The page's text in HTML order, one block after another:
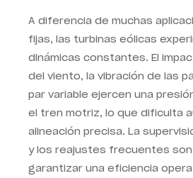
A diferencia de muchas
fijas, las turbinas eólicas
dinámicas constantes. El
del viento, la vibración de las
par variable ejercen una
el tren motriz, lo que dificulta
alineación precisa. La
y los reajustes frecuentes
garantizar una eficiencia